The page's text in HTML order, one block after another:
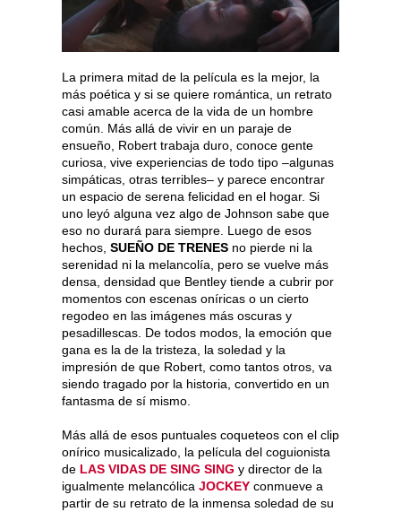
La primera mitad de la película es la mejor, la
más poética y si se quiere romántica, un retrato
casi amable acerca de la vida de un hombre
común. Más allá de vivir en un paraje de
ensueño, Robert trabaja duro, conoce gente
curiosa, vive experiencias de todo tipo –algunas
simpáticas, otras terribles– y parece encontrar
un espacio de serena felicidad en el hogar. Si
uno leyó alguna vez algo de Johnson sabe que
eso no durará para siempre. Luego de esos
hechos, SUEÑO DE TRENES no pierde ni la
serenidad ni la melancolía, pero se vuelve más
densa, densidad que Bentley tiende a cubrir por
momentos con escenas oníricas o un cierto
regodeo en las imágenes más oscuras y
pesadillescas. De todos modos, la emoción que
gana es la de la tristeza, la soledad y la
impresión de que Robert, como tantos otros, va
siendo tragado por la historia, convertido en un
fantasma de sí mismo.
Más allá de esos puntuales coqueteos con el clip
onírico musicalizado, la película del coguionista
de LAS VIDAS DE SING SING y director de la
igualmente melancólica JOCKEY conmueve a
partir de su retrato de la inmensa soledad de su